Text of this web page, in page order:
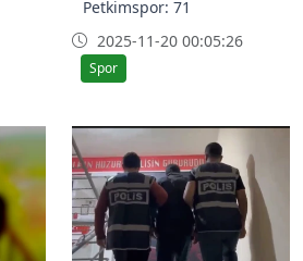
Petkimspor: 71
2025-11-20 00:05:26
Spor